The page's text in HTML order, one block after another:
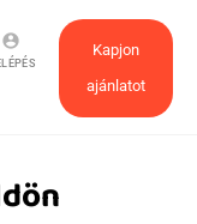
Kapjon
ajánlatot
account_circle